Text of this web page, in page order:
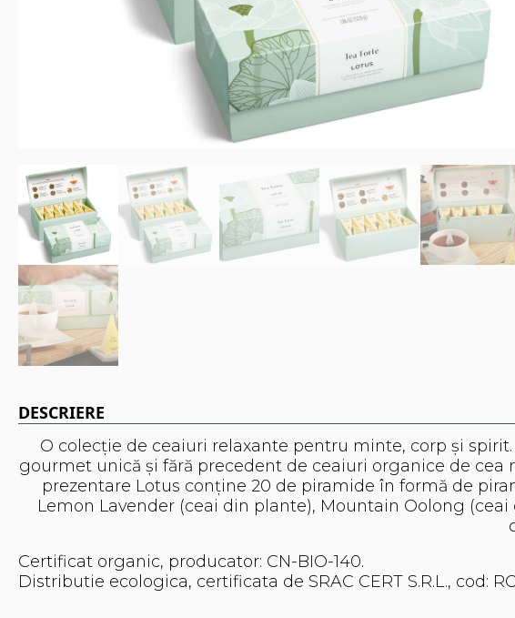
DESCRIERE
O colecție de ceaiuri relaxante pentru minte, corp și
gourmet unică și fără precedent de ceaiuri organice de
prezentare Lotus conține 20 de piramide în formă de
Lemon Lavender (ceai din plante), Mountain Oolong
Certificat organic, producator: CN-BIO-140.
Distributie ecologica, certificata de SRAC CERT S.R.L., cod: